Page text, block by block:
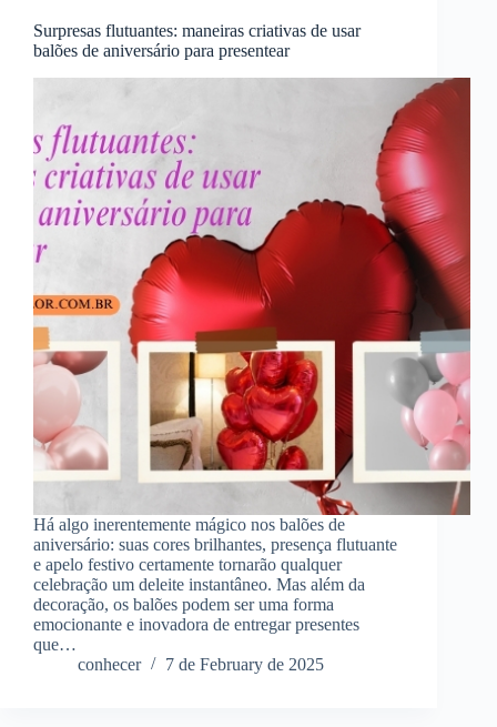
Surpresas flutuantes: maneiras criativas de usar
balões de aniversário para presentear
Há algo inerentemente mágico nos balões de
aniversário: suas cores brilhantes, presença flutuante
e apelo festivo certamente tornarão qualquer
celebração um deleite instantâneo. Mas além da
decoração, os balões podem ser uma forma
emocionante e inovadora de entregar presentes
que…
conhecer
7 de February de 2025